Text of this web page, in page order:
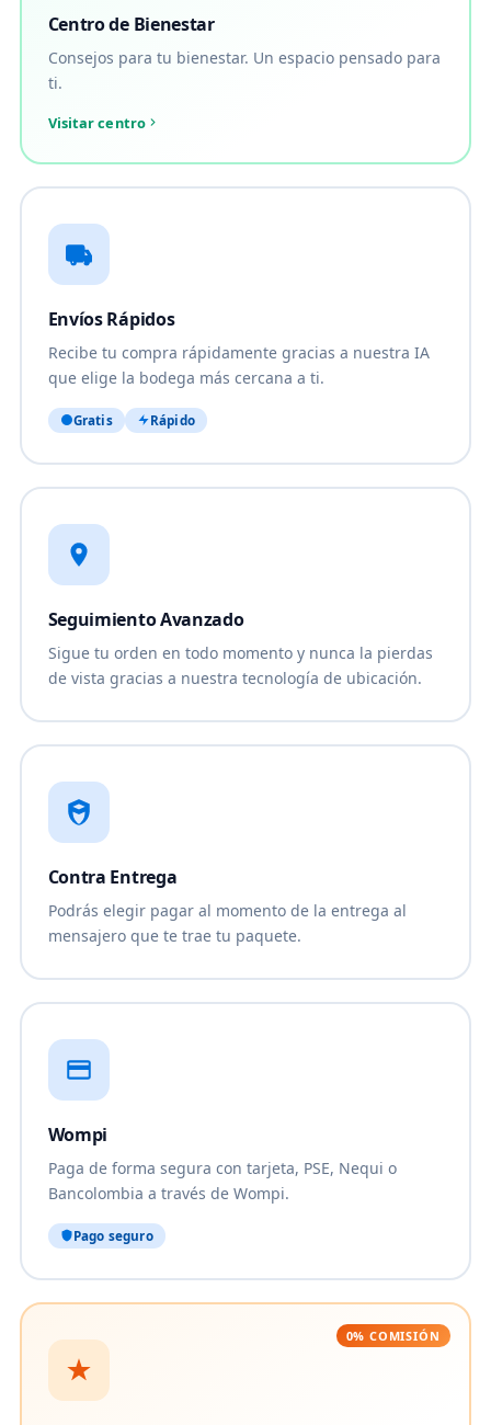
Centro de Bienestar
Consejos para tu bienestar. Un espacio pensado para
ti.
Visitar centro
Envíos Rápidos
Recibe tu compra rápidamente gracias a nuestra IA
que elige la bodega más cercana a ti.
Gratis Rápido
Seguimiento Avanzado
Sigue tu orden en todo momento y nunca la pierdas
de vista gracias a nuestra tecnología de ubicación.
Contra Entrega
Podrás elegir pagar al momento de la entrega al
mensajero que te trae tu paquete.
Wompi
Paga de forma segura con tarjeta, PSE, Nequi o
Bancolombia a través de Wompi.
Pago seguro
0% COMISIÓN